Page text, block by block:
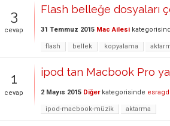
3
cevap
Flash belleğe dosyaları
31 Temmuz 2015 Mac Ailesi
flash bellek kopyalama
1
cevap
ipod tan Macbook Pro ya
2 Mayıs 2015 Diğerkategorisinde esragd
ipod-macbook-müzik aktarma